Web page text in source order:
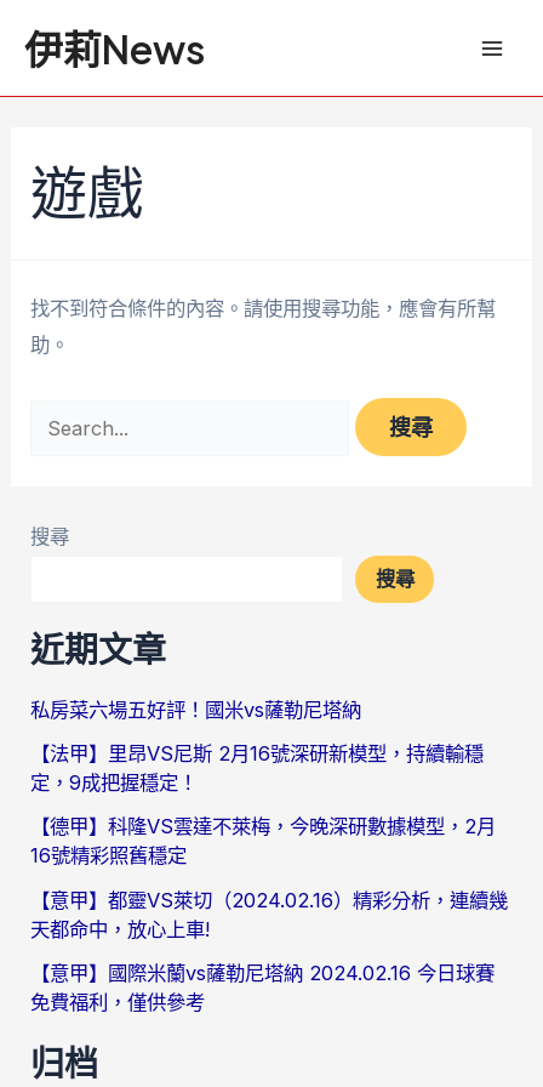
主
伊莉News
遊戲
找不到符合條件的內容。請使用搜尋功能，應會有所幫
助。
尋
關
字:
搜尋
搜尋
近期文章
私房菜六場五好評！國米vs薩勒尼塔納
【法甲】里昂VS尼斯 2月16號深研新模型，持續輸穩
定，9成把握穩定！
【德甲】科隆VS雲達不萊梅，今晚深研數據模型，2月
16號精彩照舊穩定
【意甲】都靈VS萊切（2024.02.16）精彩分析，連續幾
天都命中，放心上車!
【意甲】國際米蘭vs薩勒尼塔納 2024.02.16 今日球賽
免費福利，僅供參考
归档